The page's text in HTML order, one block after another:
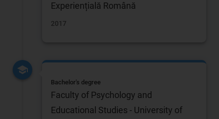
Experiențială Română
2017
Bachelor's degree
Faculty of Psychology and
Educational Studies - University of